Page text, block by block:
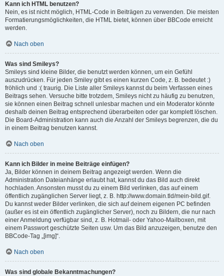
Kann ich HTML benutzen?
Nein, es ist nicht möglich, HTML-Code in Beiträgen zu verwenden. Die meisten
Formatierungsmöglichkeiten, die HTML bietet, können über BBCode erreicht
werden.
Nach oben
Was sind Smileys?
Smileys sind kleine Bilder, die benutzt werden können, um ein Gefühl
auszudrücken. Für jeden Smiley gibt es einen kurzen Code, z. B. bedeutet :)
fröhlich und :( traurig. Die Liste aller Smileys kannst du beim Verfassen eines
Beitrags sehen. Versuche bitte trotzdem, Smileys nicht zu häufig zu benutzen,
sie können einen Beitrag schnell unlesbar machen und ein Moderator könnte
deshalb deinen Beitrag entsprechend überarbeiten oder gar komplett löschen.
Die Board-Administration kann auch die Anzahl der Smileys begrenzen, die du
in einem Beitrag benutzen kannst.
Nach oben
Kann ich Bilder in meine Beiträge einfügen?
Ja, Bilder können in deinem Beitrag angezeigt werden. Wenn die
Administration Dateianhänge erlaubt hat, kannst du das Bild auch direkt
hochladen. Ansonsten musst du zu einem Bild verlinken, das auf einem
öffentlich zugänglichen Server liegt, z. B. http://www.domain.tld/mein-bild.gif.
Du kannst weder Bilder verlinken, die sich auf deinem eigenen PC befinden
(außer es ist ein öffentlich zugänglicher Server), noch zu Bildern, die nur nach
einer Anmeldung verfügbar sind, z. B. Hotmail- oder Yahoo-Mailboxen, mit
einem Passwort geschützte Seiten usw. Um das Bild anzuzeigen, benutze den
BBCode-Tag „[img]“.
Nach oben
Was sind globale Bekanntmachungen?